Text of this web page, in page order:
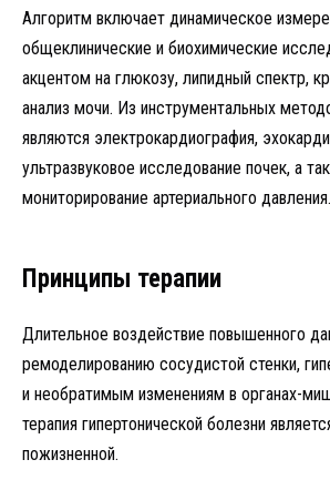
Алгоритм включает динамическое
общеклинические и биохимические
акцентом на глюкозу, липидный спектр,
анализ мочи. Из инструментальных
являются электрокардиография,
ультразвуковое исследование почек, а
мониторирование артериального давления.
Принципы терапии
Длительное воздействие повышенного
ремоделированию сосудистой стенки,
и необратимым изменениям в органах-
терапия гипертонической болезни
пожизненной.